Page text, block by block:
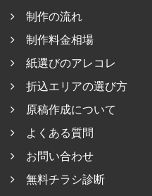
制作の流れ
制作料金相場
紙選びのアレコレ
折込エリアの選び方
原稿作成について
よくある質問
お問い合わせ
無料チラシ診断